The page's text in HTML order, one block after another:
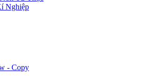
Nghiệp